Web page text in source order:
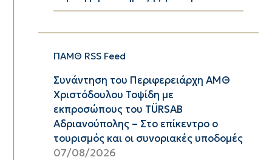
ΠΑΜΘ RSS Feed
Συνάντηση του Περιφερειάρχη ΑΜΘ
Χριστόδουλου Τοψίδη με
εκπροσώπους του TÜRSAB
Αδριανούπολης – Στο επίκεντρο ο
τουρισμός και οι συνοριακές υποδομές
07/08/2026